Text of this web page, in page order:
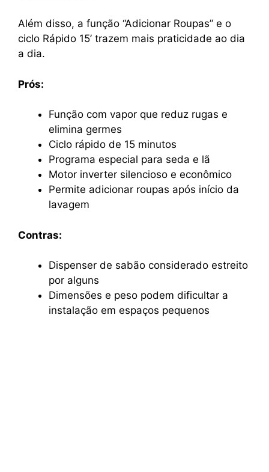
Além disso, a função “Adicionar Roupas” e o
ciclo Rápido 15’ trazem mais praticidade ao dia
a dia.
Prós:
Função com vapor que reduz rugas e
elimina germes
Ciclo rápido de 15 minutos
Programa especial para seda e lã
Motor inverter silencioso e econômico
Permite adicionar roupas após início da
lavagem
Contras:
Dispenser de sabão considerado estreito
por alguns
Dimensões e peso podem dificultar a
instalação em espaços pequenos